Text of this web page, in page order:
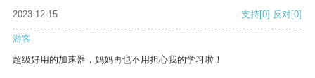
2023-12-15 支持[0] 反对[0]
游客
超级好用的加速器，妈妈再也不用担心我的学习啦！